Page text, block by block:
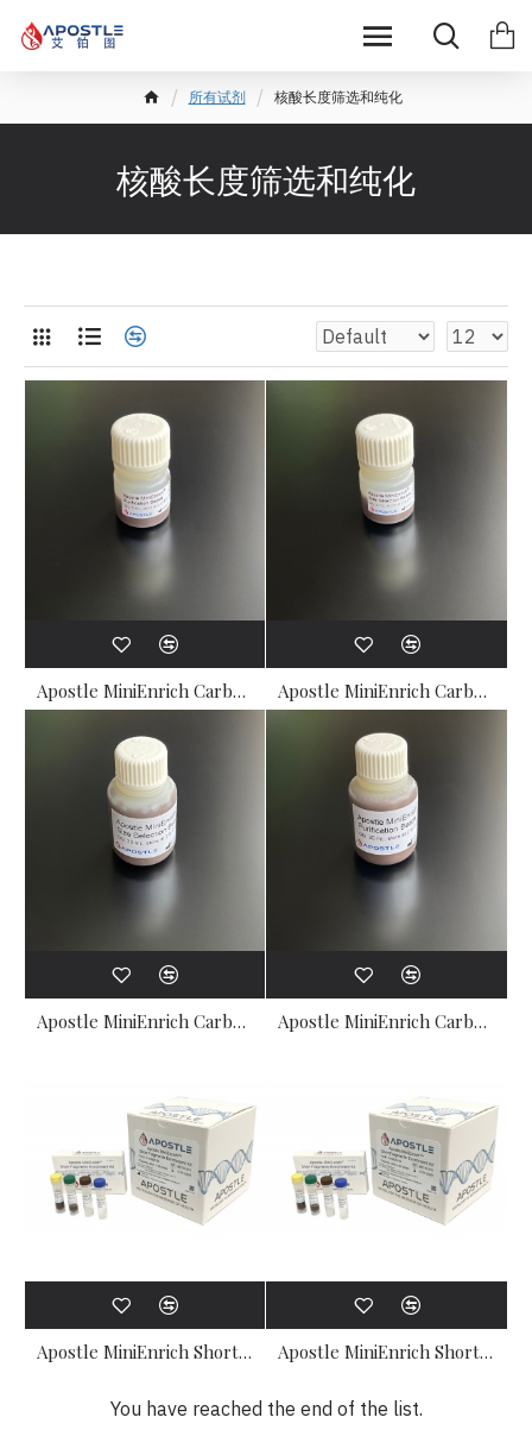
所有试剂 核酸长度筛选和纯化
核酸长度筛选和纯化
Apostle MiniEnrich Carboxyl Beads for Purification (5mL) (AMPure XP alternative) Apostle MiniEnrich Carboxyl Beads for Size Selection (5mL) (SPRI alternative)
Apostle MiniEnrich Carboxyl Beads for Size Selection (30mL) (SPRI alternative) Apostle MiniEnrich Carboxyl Beads for Purification (30mL) (AMPure XP alternative)
Apostle MiniEnrich Short Fragments Enrichment Kit (20uL x 20 preps) Apostle MiniEnrich Short Fragments Enrichment Kit (20uL x 50 preps)
You have reached the end of the list.